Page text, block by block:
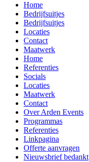
Home
Bedrijfsuitjes
Bedrijfsuitjes
Locaties
Contact
Maatwerk
Home
Referenties
Socials
Locaties
Maatwerk
Contact
Over Arden Events
Programmas
Referenties
Linkpagina
Offerte aanvragen
Nieuwsbrief bedankt